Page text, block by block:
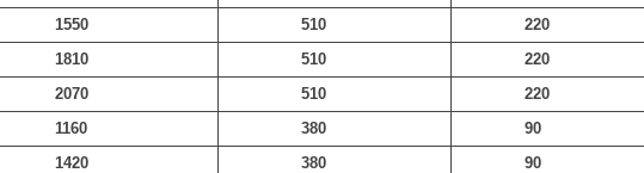
1550 510 220
1810 510 220
2070 510 220
1160 380 90
1420 380 90